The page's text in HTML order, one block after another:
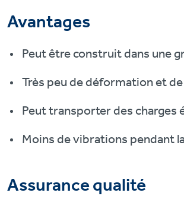
Avantages
Peut être construit dans une
Très peu de déformation et
Peut transporter des
Moins de vibrations pendant
Assurance qualité